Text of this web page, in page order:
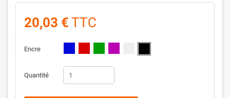
20,03 € TTC
Encre
Quantité